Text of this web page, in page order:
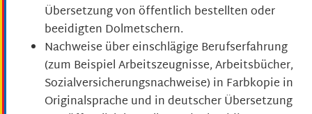
Übersetzung von öffentlich bestellten oder
beeidigten Dolmetschern.
Nachweise über einschlägige Berufserfahrung
(zum Beispiel Arbeitszeugnisse, Arbeitsbücher,
Sozialversicherungsnachweise) in Farbkopie in
Originalsprache und in deutscher Übersetzung